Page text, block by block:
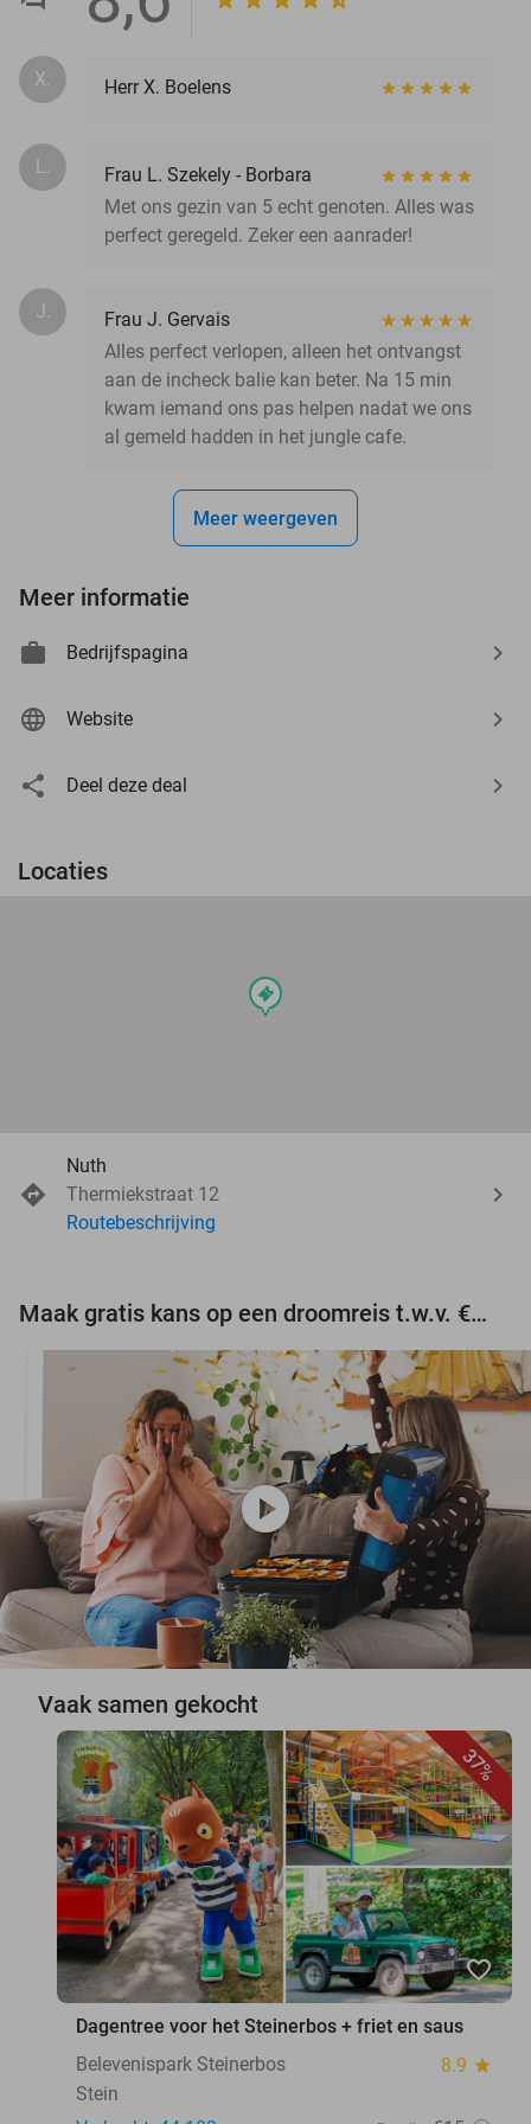
X. Herr X. Boelens
L.
Frau L. Szekely - Borbara
Met ons gezin van 5 echt genoten. Alles was
perfect geregeld. Zeker een aanrader!
J.
Frau J. Gervais
Alles perfect verlopen, alleen het ontvangst
aan de incheck balie kan beter. Na 15 min
kwam iemand ons pas helpen nadat we ons
al gemeld hadden in het jungle cafe.
Meer weergeven
Meer informatie
Bedrijfspagina
Website
Deel deze deal
Locaties
events
Nuth
Thermiekstraat 12
Routebeschrijving
Maak gratis kans op een droomreis t.w.v. €3.000!
play_circle
Vaak samen gekocht
37%
favorite_border
Dagentree voor het Steinerbos + friet en saus
Belevenispark Steinerbos
8.9 star
Stein